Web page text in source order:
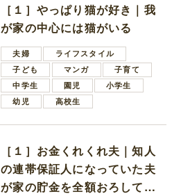
［１］やっぱり猫が好き｜我
が家の中心には猫がいる
夫婦
ライフスタイル
子ども
マンガ
子育て
中学生
園児
小学生
幼児
高校生
［１］お金くれくれ夫｜知人
の連帯保証人になっていた夫
が家の貯金を全額おろしてほ